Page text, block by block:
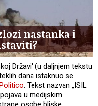
nastanka i
Državi' (u daljnjem tekstu
dana istaknuo se
Politico. Tekst nazvan „ISIL
u medijskim
osobe bliske